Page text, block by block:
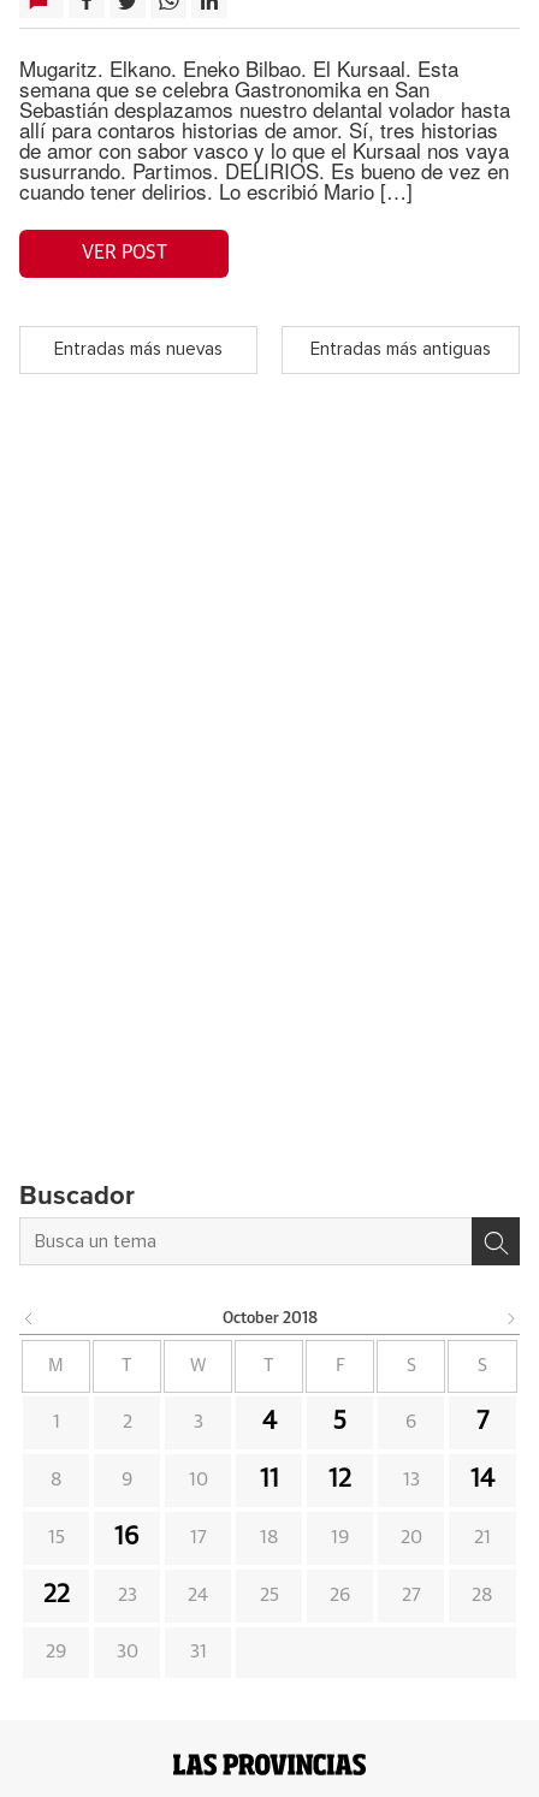
Mugaritz. Elkano. Eneko Bilbao. El Kursaal. Esta
semana que se celebra Gastronomika en San
Sebastián desplazamos nuestro delantal volador hasta
allí para contaros historias de amor. Sí, tres historias
de amor con sabor vasco y lo que el Kursaal nos vaya
susurrando. Partimos. DELIRIOS. Es bueno de vez en
cuando tener delirios. Lo escribió Mario […]
VER POST
Entradas más nuevas Entradas más antiguas
Buscador
October 2018
M W F S S
1 2 3 4 5 6 7
8 9 10 11 12 13 14
15 16 17 18 19 20 21
22 23 24 25 26 27 28
29 30 31